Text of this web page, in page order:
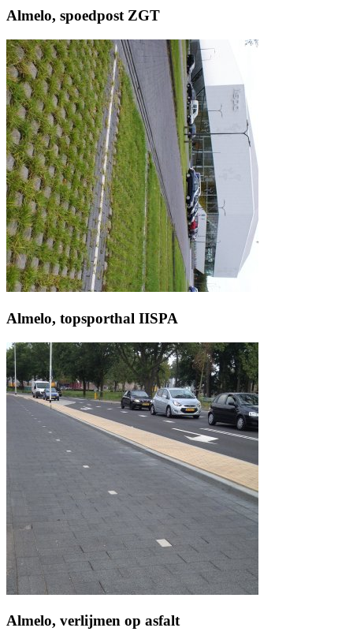
Almelo, spoedpost ZGT
Almelo, topsporthal IISPA
Almelo, verlijmen op asfalt